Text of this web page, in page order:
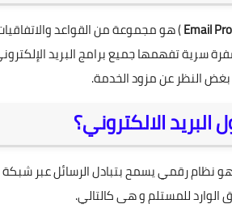
Email) هو مجموعة من القواعد
سرية تفهمها جميع برامج البريد
النظر عن مزود الخدمة.
الالكتروني؟
نظام رقمي يسمح بتبادل الرسائل عبر شبكة
للمستلم و هى كالتالي.